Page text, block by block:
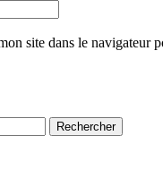
site dans le navigateur